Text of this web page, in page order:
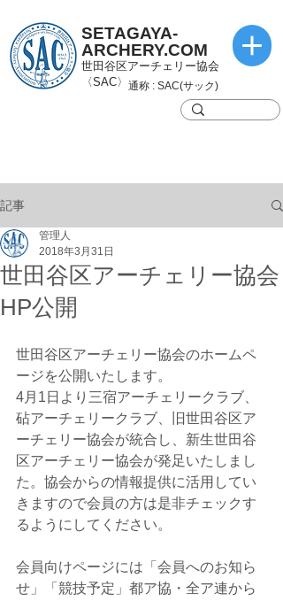
SETAGAYA-
ARCHERY.COM
世田谷区アーチェリー協会
〈SAC〉 通称 : SAC(サック)
記事
世田谷区アーチェリー協会
HP公開
管理人
2018年3月31日
世田谷区アーチェリー協会のホームペ
ージを公開いたします。
4月1日より三宿アーチェリークラブ、
砧アーチェリークラブ、旧世田谷区ア
ーチェリー協会が統合し、新生世田谷
区アーチェリー協会が発足いたしまし
た。協会からの情報提供に活用してい
きますので会員の方は是非チェックす
るようにしてください。
会員向けページには「会員へのお知ら
せ」「競技予定」都ア協・全ア連から